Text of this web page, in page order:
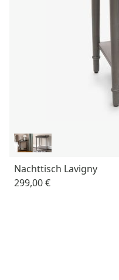
Nachttisch Lavigny
299,00 €